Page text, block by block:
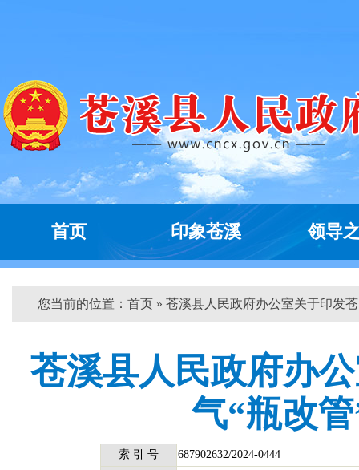
首页 印象苍溪 领导
您当前的位置： 首页 » 苍溪县人民政府办公室关于印发
苍溪县人民政府办
气“瓶改
索 引 号
687902632/2024-0444